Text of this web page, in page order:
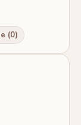
(0)